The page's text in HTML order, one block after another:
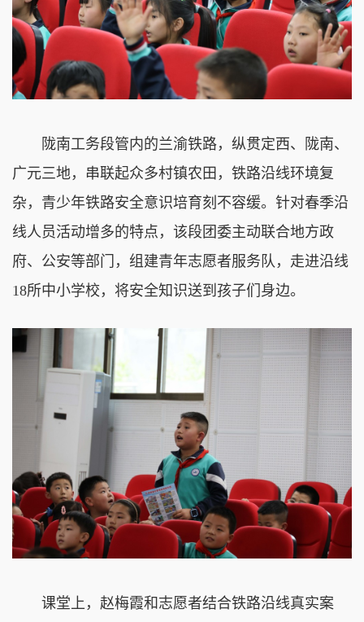
陇南工务段管内的兰渝铁路，纵贯定西、陇南、
广元三地，串联起众多村镇农田，铁路沿线环境复
杂，青少年铁路安全意识培育刻不容缓。针对春季沿
线人员活动增多的特点，该段团委主动联合地方政
府、公安等部门，组建青年志愿者服务队，走进沿线
18所中小学校，将安全知识送到孩子们身边。
课堂上，赵梅霞和志愿者结合铁路沿线真实案